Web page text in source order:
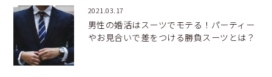
2021.03.17
男性の婚活はスーツでモテる！パーティー
やお見合いで差をつける勝負スーツとは？